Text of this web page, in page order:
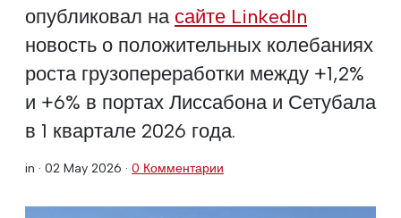
опубликовал на сайте LinkedIn
новость о положительных колебаниях
роста грузопереработки между +1,2%
и +6% в портах Лиссабона и Сетубала
в 1 квартале 2026 года.
in · 02 May 2026 · 0 Комментарии